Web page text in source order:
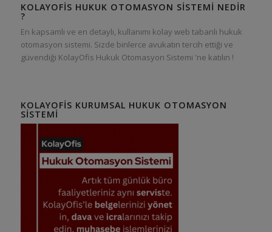
KOLAYOFIS HUKUK OTOMASYON SISTEMI NEDIR
?
En kapsamlı ve en detaylı, kullanımı kolay web tabanlı hukuk
otomasyon sistemi. Sizde binlerce avukatın tercih ettiği ve
güvendiği KolayOfis Hukuk Otomasyon Sistemi 'ne katılın !
KOLAYOFIS KURUMSAL HUKUK OTOMASYON
SISTEMI